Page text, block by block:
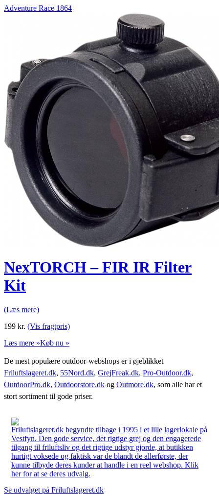
Adventure Race 1864
NexTORCH – FIR IR Filter
Kit
(Læs mere)
199 kr. (Vis fragtpris)
Læs mere »Køb nu »
De mest populære outdoor-webshops er i øjeblikket
Friluftslageret.dk, 55Nord.dk, GrejFreak.dk, Pro-Outdoor.dk,
OutdoorPro.dk, Outdoorstore.dk og Outmore.dk, som alle har et
stort sortiment til gode priser.
Friluftslageret.dk begyndte tilbage i 1995 i et lille lagerlokale på
Vestfyn. Den gode service, det rigtige grej og den engagerede
tilgang til friluftsliv og det rigtige udstyr gjorde, at butikken
hurtigt voksede og faktisk var de blandt de allerførste, der
kunne tilbyde deres kunder at handle i en reel webshop. Klik
her for at se deres udvalg.
Se udvalget på Friluftslageret.dk